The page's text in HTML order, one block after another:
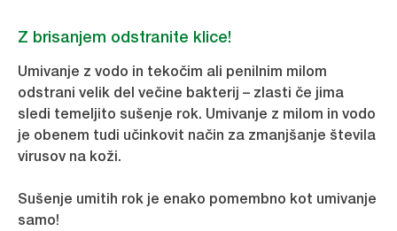
Z brisanjem odstranite klice!
Umivanje z vodo in tekočim ali penilnim milom
odstrani velik del večine bakterij – zlasti če jima
sledi temeljito sušenje rok. Umivanje z milom in vodo
je obenem tudi učinkovit način za zmanjšanje števila
virusov na koži.
Sušenje umitih rok je enako pomembno kot umivanje
samo!